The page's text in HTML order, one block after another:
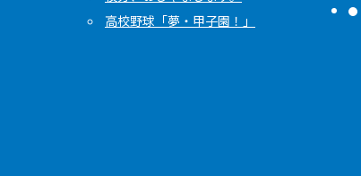
高校野球「夢・甲子園！」